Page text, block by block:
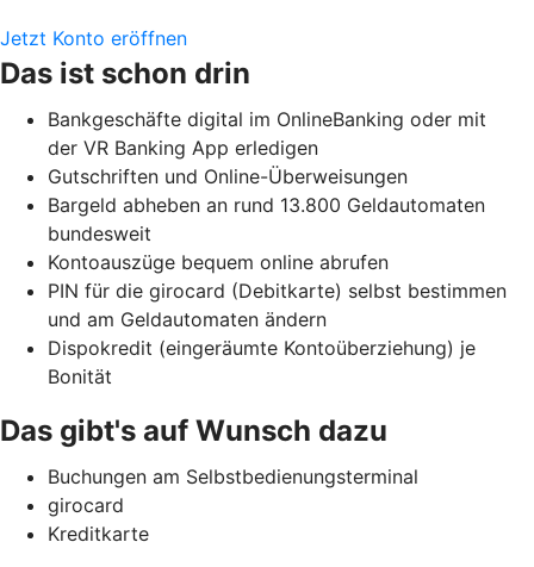
Jetzt Konto eröffnen
Das ist schon drin
Bankgeschäfte digital im OnlineBanking oder mit
der VR Banking App erledigen
Gutschriften und Online-Überweisungen
Bargeld abheben an rund 13.800 Geldautomaten
bundesweit
Kontoauszüge bequem online abrufen
PIN für die girocard (Debitkarte) selbst bestimmen
und am Geldautomaten ändern
Dispokredit (eingeräumte Kontoüberziehung) je
Bonität
Das gibt's auf Wunsch dazu
Buchungen am Selbstbedienungsterminal
girocard
Kreditkarte